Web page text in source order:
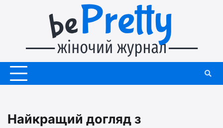
Найкращий догляд з